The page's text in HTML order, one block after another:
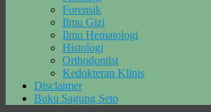
Forensik
Ilmu Gizi
Ilmu Hematologi
Histologi
Orthodontist
Kedokteran Klinis
Disclaimer
Buku Sagung Seto